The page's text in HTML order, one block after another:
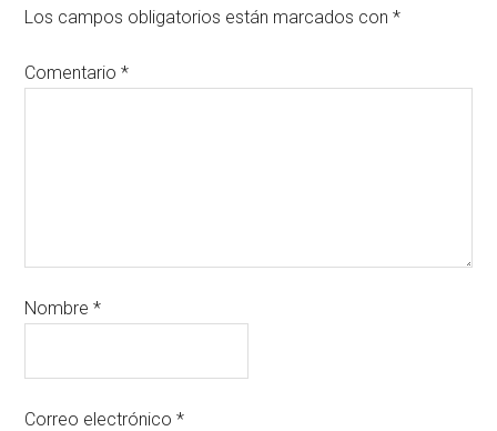
Los campos obligatorios están marcados con*
Comentario*
Nombre*
Correo electrónico*